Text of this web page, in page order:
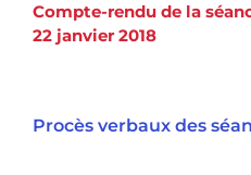
Compte-rendu de la
22 janvier 2018
Procès verbaux des